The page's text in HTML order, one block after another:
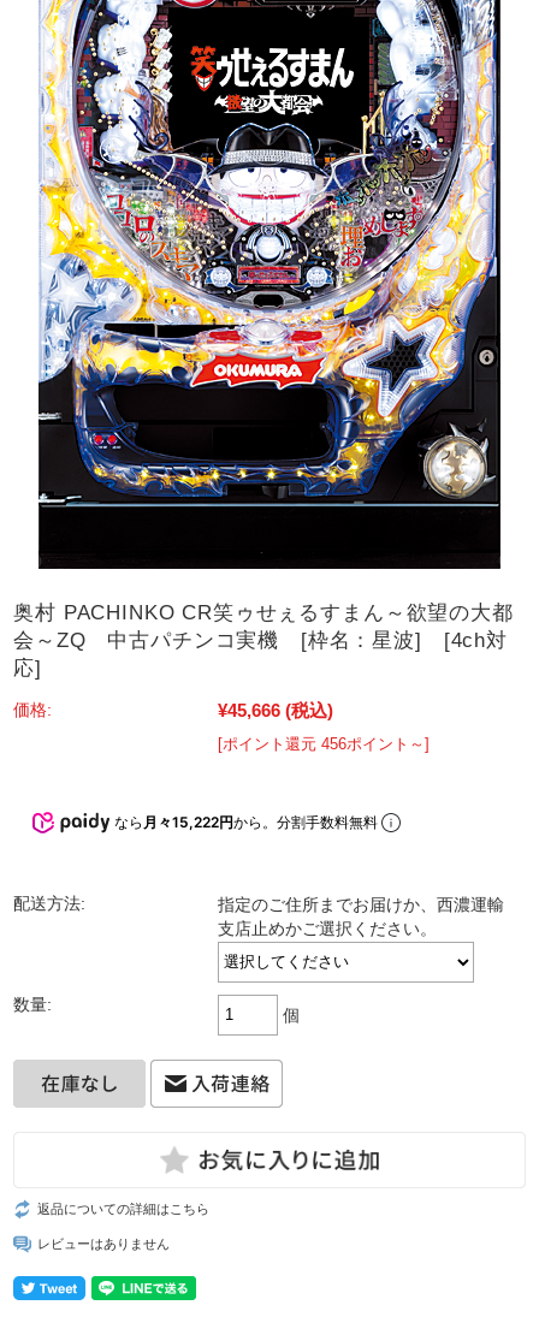
奥村 PACHINKO CR笑ゥせぇるすまん～欲望の大都
会～ZQ 中古パチンコ実機 [枠名：星波] [4ch対
応]
価格: ¥45,666 (税込)
[ポイント還元 456ポイント～]
なら 月々15,222円から。分割手数料無料
配送方法:
指定のご住所までお届けか、西濃運輸
支店止めかご選択ください。
数量:
個
返品についての詳細はこちら
レビューはありません